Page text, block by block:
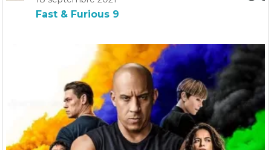
Fast & Furious 9